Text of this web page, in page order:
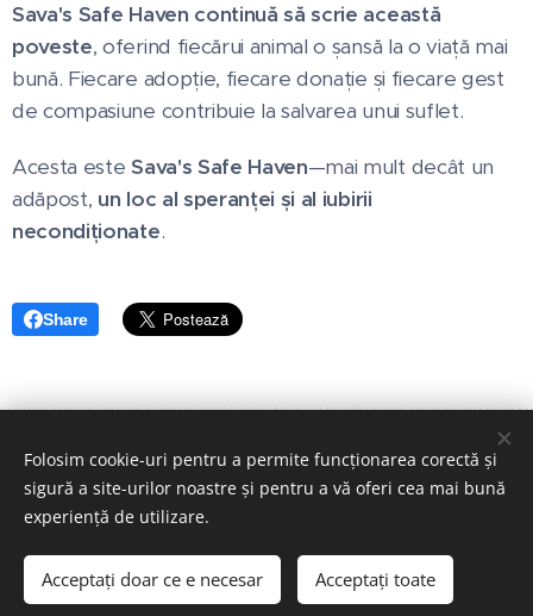
Sava's Safe Haven continuă să scrie această
poveste, oferind fiecărui animal o șansă la o viață mai
bună. Fiecare adopție, fiecare donație și fiecare gest
de compasiune contribuie la salvarea unui suflet.
Acesta esteSava's Safe Haven—mai mult decât un
adăpost, un loc al speranței și al iubirii
necondiționate. 🐾❤️
Share
© Copyright 2026, Asociatia Sava's Safe Haven
All Rights Reserved
Folosim cookie-uri pentru a permite funcționarea corectă și
sigură a site-urilor noastre și pentru a vă oferi cea mai bună
experiență de utilizare.
Acceptați doar ce e necesar Acceptați toate